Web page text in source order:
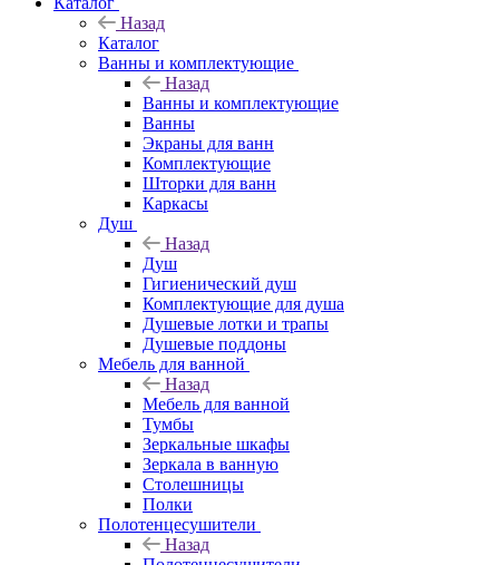
Назад
Каталог
Ванны и комплектующие
Назад
Ванны и комплектующие
Ванны
Экраны для ванн
Комплектующие
Шторки для ванн
Каркасы
Душ
Назад
Душ
Гигиенический душ
Комплектующие для душа
Душевые лотки и трапы
Душевые поддоны
Мебель для ванной
Назад
Мебель для ванной
Тумбы
Зеркальные шкафы
Зеркала в ванную
Столешницы
Полки
Полотенцесушители
Назад